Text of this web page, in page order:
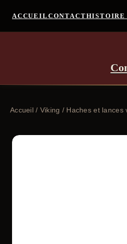
ACCUEIL CONTACTHISTOIRE
Accueil/ Viking / Haches et lances